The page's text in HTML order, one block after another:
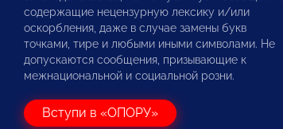
содержащие нецензурную лексику и/или
оскорбления, даже в случае замены букв
точками, тире и любыми иными символами. Не
допускаются сообщения, призывающие к
межнациональной и социальной розни.
Вступи в «ОПОРУ»